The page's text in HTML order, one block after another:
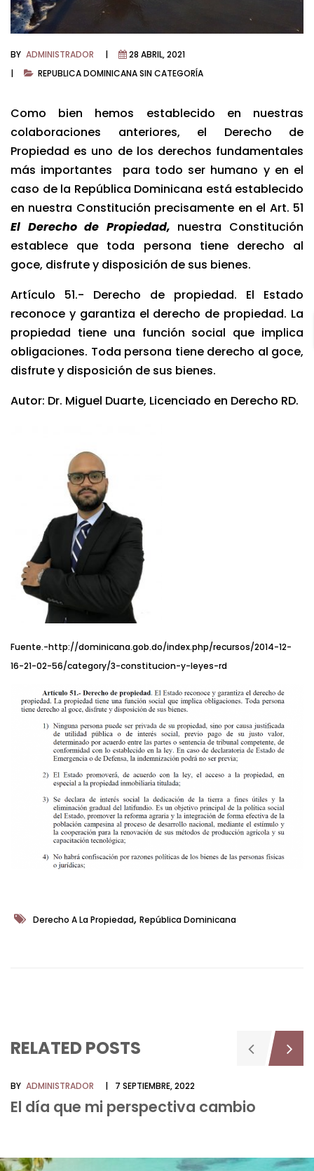
BY ADMINISTRADOR
28 ABRIL, 2021
REPUBLICA DOMINICANASIN CATEGORÍA
Como bien hemos establecido en nuestras
colaboraciones anteriores, el Derecho de
Propiedad es uno de los derechos fundamentales
más importantes para todo ser humano y en el
caso de la República Dominicana está establecido
en nuestra Constitución precisamente en el Art. 51
El Derecho de Propiedad, nuestra Constitución
establece que toda persona tiene derecho al
goce, disfrute y disposición de sus bienes.
Artículo 51.- Derecho de propiedad. El Estado
reconoce y garantiza el derecho de propiedad. La
propiedad tiene una función social que implica
obligaciones. Toda persona tiene derecho al goce,
disfrute y disposición de sus bienes.
Autor: Dr. Miguel Duarte, Licenciado en Derecho RD.
Fuente.-http://dominicana.gob.do/index.php/recursos/2014-12-
16-21-02-56/category/3-constitucion-y-leyes-rd
Derecho A La Propiedad, República Dominicana
RELATED POSTS
BY ADMINISTRADOR 7 SEPTIEMBRE, 2022
El día que mi perspectiva cambio